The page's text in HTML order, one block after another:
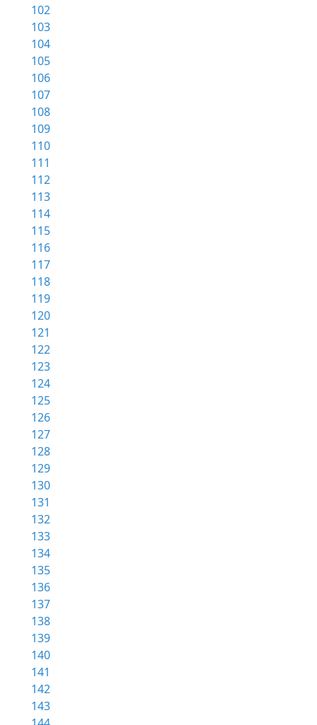
102
103
104
105
106
107
108
109
110
111
112
113
114
115
116
117
118
119
120
121
122
123
124
125
126
127
128
129
130
131
132
133
134
135
136
137
138
139
140
141
142
143